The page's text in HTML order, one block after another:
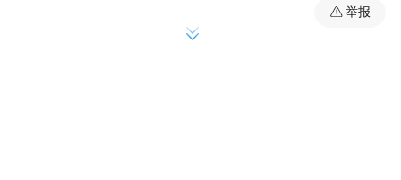
力。在车站、机场、码头、商圈、景区等人
员密集场所，民警的身影随处可见，安全守
举报